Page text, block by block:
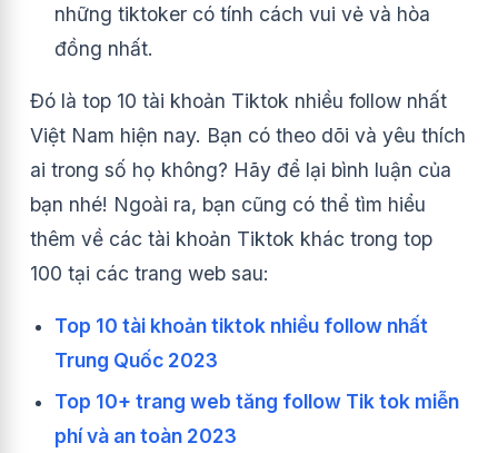
những tiktoker có tính cách vui vẻ và hòa
đồng nhất.
Đó là top 10 tài khoản Tiktok nhiều follow nhất
Việt Nam hiện nay. Bạn có theo dõi và yêu thích
ai trong số họ không? Hãy để lại bình luận của
bạn nhé! Ngoài ra, bạn cũng có thể tìm hiểu
thêm về các tài khoản Tiktok khác trong top
100 tại các trang web sau:
Top 10 tài khoản tiktok nhiều follow nhất
Trung Quốc 2023
Top 10+ trang web tăng follow Tik tok miễn
phí và an toàn 2023